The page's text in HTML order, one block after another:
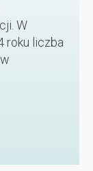
W
roku liczba